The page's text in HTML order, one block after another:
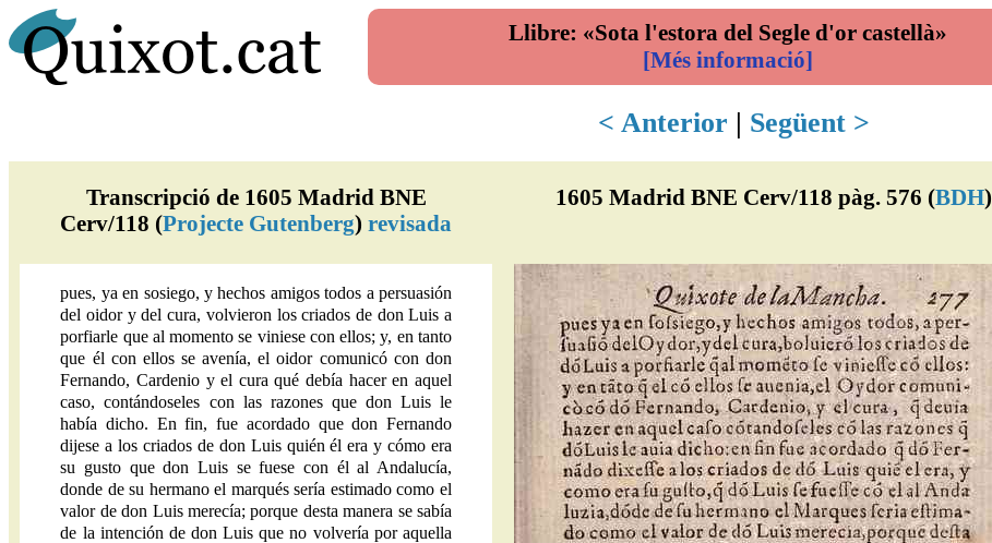
Llibre: «Sota l'estora del Segle d'or castellà»
[Més informació]
< Anterior | Següent >
Transcripció de 1605 Madrid BNE
Cerv/118 (Projecte Gutenberg)revisada
pues, ya en sosiego, y hechos amigos todos a persuasión
del oidor y del cura, volvieron los criados de don Luis a
porfiarle que al momento se viniese con ellos; y, en tanto
que él con ellos se avenía, el oidor comunicó con don
Fernando, Cardenio y el cura qué debía hacer en aquel
caso, contándoseles con las razones que don Luis le
había dicho. En fin, fue acordado que don Fernando
dijese a los criados de don Luis quién él era y cómo era
su gusto que don Luis se fuese con él al Andalucía,
donde de su hermano el marqués sería estimado como el
valor de don Luis merecía; porque desta manera se sabía
de la intención de don Luis que no volvería por aquella
1605 Madrid BNE Cerv/118 pàg. 576 (BDH)